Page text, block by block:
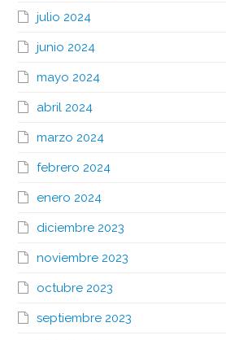
julio 2024
junio 2024
mayo 2024
abril 2024
marzo 2024
febrero 2024
enero 2024
diciembre 2023
noviembre 2023
octubre 2023
septiembre 2023